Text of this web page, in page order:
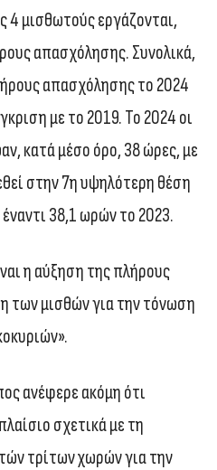
4 μισθωτούς εργάζονται,
απασχόλησης. Συνολικά,
απασχόλησης το 2024
με το 2019. Το 2024 οι
κατά μέσο όρο, 38 ώρες, με
στην 7η υψηλότερη θέση
38,1 ωρών το 2023.
η αύξηση της πλήρους
των μισθών για την τόνωση
ανέφερε ακόμη ότι
σχετικά με τη
τρίτων χωρών για την